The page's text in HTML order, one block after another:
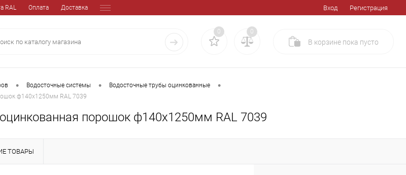
RAL Оплата Доставка Вход Регистрация
0 0
В корзине пока пусто
• Водосточные системы • Водосточные трубы оцинкованные •
ф140х1250мм RAL 7039
порошок ф140х1250мм RAL 7039
ТОВАРЫ